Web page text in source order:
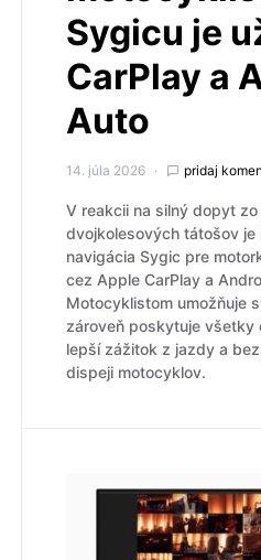
Sygicu je
CarPlay a
Auto
14. júla 2026 pridaj
V reakcii na silný dopyt
dvojkolesových tátošov je
navigácia Sygic pre
cez Apple CarPlay a
Motocyklistom umožňuje
zároveň poskytuje všetky
lepší zážitok z jazdy a
dispeji motocyklov.